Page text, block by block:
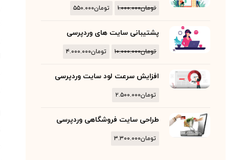
تومان۱.۰۰۰.۰۰۰ تومان۵۵۰.۰۰۰
پشتیبانی سایت های وردپرسی
تومان۱۰.۰۰۰.۰۰۰ تومان۴.۰۰۰.۰۰۰
افزایش سرعت لود سایت وردپرسی
تومان۲.۵۰۰.۰۰۰
طراحی سایت فروشگاهی وردپرسی
تومان۳.۳۰۰.۰۰۰